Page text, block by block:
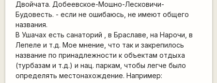
Двойчата. Добеевское-Мошно-Лесковичи-
Будовесть. - если не ошибаюсь, не имеют общего
названия.
В Ушачах есть санаторий , в Браславе, на Нарочи, в
Лепеле и т.д. Мое мнение, что так и закрепилось
название по принадлежности к объектам отдыха
(турбазам и т.д.) и нац. паркам, чтобы легче было
определять местонахождение. Например: